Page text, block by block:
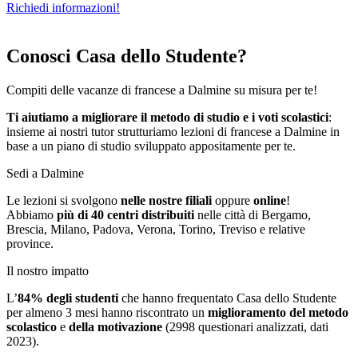
Richiedi informazioni!
Conosci Casa dello Studente?
Compiti delle vacanze di francese a Dalmine su misura per te!
Ti aiutiamo a migliorare il metodo di studio e i voti scolastici:
insieme ai nostri tutor strutturiamo lezioni di francese a Dalmine in
base a un piano di studio sviluppato appositamente per te.
Sedi a Dalmine
Le lezioni si svolgono nelle nostre filiali oppure online!
Abbiamo più di 40 centri distribuiti nelle città di Bergamo,
Brescia, Milano, Padova, Verona, Torino, Treviso e relative
province.
Il nostro impatto
L’84% degli studenti che hanno frequentato Casa dello Studente
per almeno 3 mesi hanno riscontrato un miglioramento del metodo
scolastico e della motivazione (2998 questionari analizzati, dati
2023).